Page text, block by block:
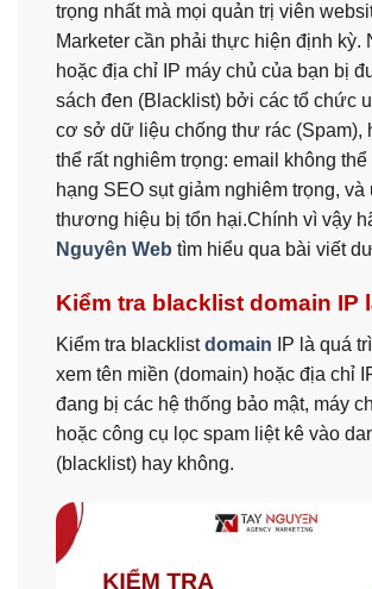
trọng nhất mà mọi quản trị viên
Marketer cần phải thực hiện định kỳ.
hoặc địa chỉ IP máy chủ của bạn bị
sách đen (Blacklist) bởi các tổ chức
cơ sở dữ liệu chống thư rác (Spam),
thể rất nghiêm trọng: email không
hạng SEO sụt giảm nghiêm trọng, và
thương hiệu bị tổn hại.Chính vì vậy
Nguyên Web tìm hiểu qua bài viết
Kiểm tra blacklist domain IP
Kiểm tra blacklistdomain IP là quá
xem tên miền (domain) hoặc địa chỉ
đang bị các hệ thống bảo mật, máy
hoặc công cụ lọc spam liệt kê vào
(blacklist) hay không.